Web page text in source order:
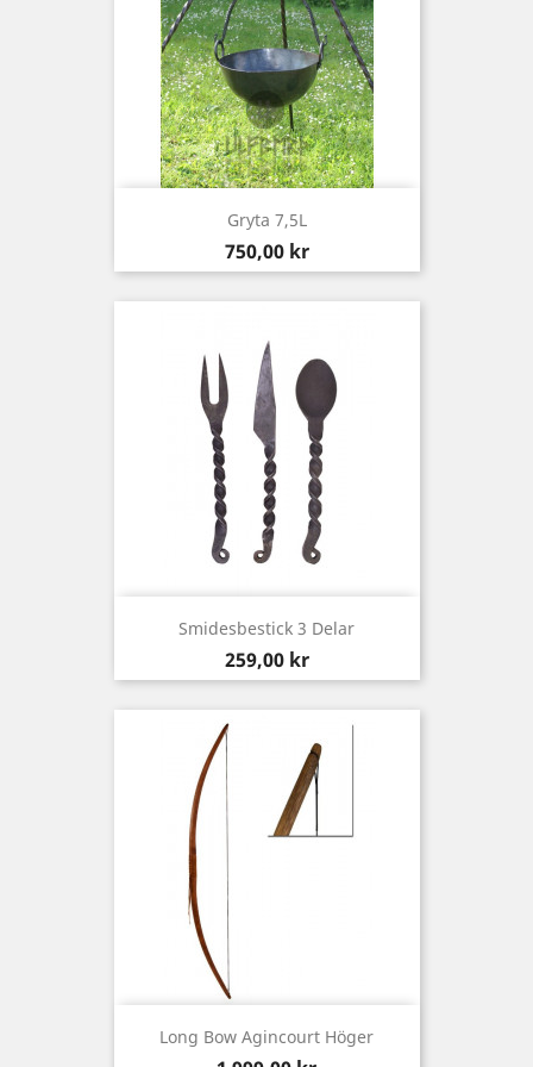
Gryta 7,5L
Pris
750,00 kr
Smidesbestick 3 Delar
Pris
259,00 kr
Long Bow Agincourt Höger